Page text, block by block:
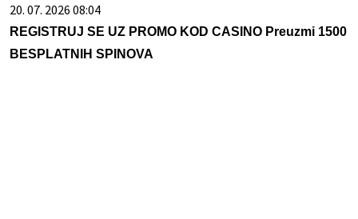
20. 07. 2026 08:04
REGISTRUJ SE UZ PROMO KOD CASINO Preuzmi 1500
BESPLATNIH SPINOVA